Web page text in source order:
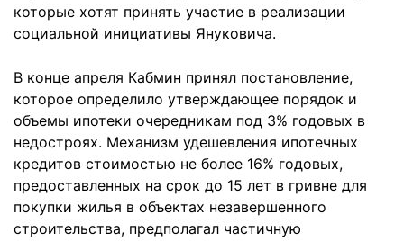
которые хотят принять участие в реализации
социальной инициативы Януковича.
В конце апреля Кабмин принял постановление,
которое определило утверждающее порядок и
объемы ипотеки очередникам под 3% годовых в
недостроях. Механизм удешевления ипотечных
кредитов стоимостью не более 16% годовых,
предоставленных на срок до 15 лет в гривне для
покупки жилья в объектах незавершенного
строительства, предполагал частичную